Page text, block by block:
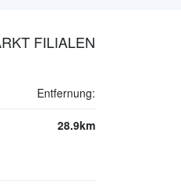
FILIALEN
Entfernung:
28.9km